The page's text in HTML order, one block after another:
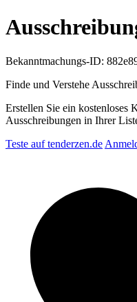
Bekanntmachungs-ID:
Finde und Verstehe
Erstellen Sie ein kostenloses
Ausschreibungen in Ihrer
Teste auf tenderzen.de